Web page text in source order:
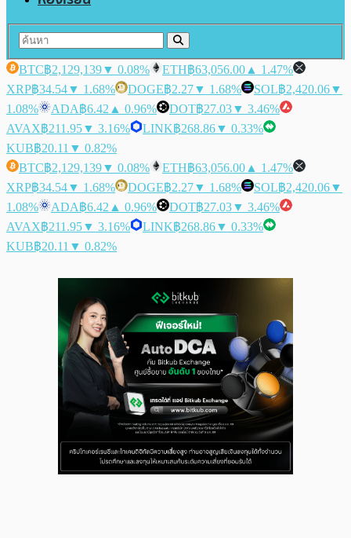
BTC฿2,129,139▼ 0.08% ETH฿63,056.00 ▲ 1.47%
XRP฿34.54▼ 1.68% DOGE฿2.27▼ 1.68% SOL฿2,420.06▼
1.08%
ADA฿6.42 ▲ 0.96% DOT฿27.03▼ 3.46%
AVAX฿211.95▼ 3.16% LINK฿268.86▼ 0.33%
KUB฿20.11 ▼ 0.82%
BTC฿2,129,139▼ 0.08% ETH฿63,056.00 ▲ 1.47%
XRP฿34.54▼ 1.68% DOGE฿2.27▼ 1.68% SOL฿2,420.06▼
1.08%
ADA฿6.42 ▲ 0.96% DOT฿27.03▼ 3.46%
AVAX฿211.95▼ 3.16% LINK฿268.86▼ 0.33%
KUB฿20.11 ▼ 0.82%